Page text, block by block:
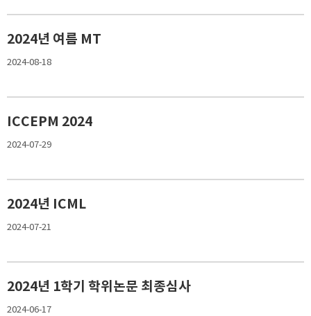
2024년 여름 MT
2024-08-18
ICCEPM 2024
2024-07-29
2024년 ICML
2024-07-21
2024년 1학기 학위논문 최종심사
2024-06-17